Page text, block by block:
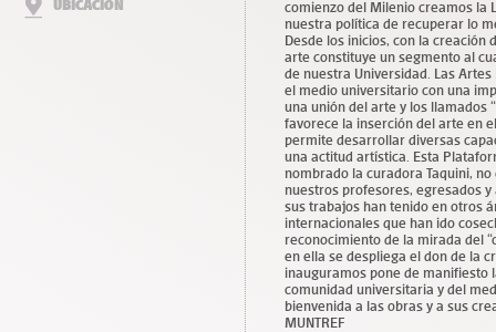
UBICACIÓN
comienzo del Milenio creamos la
nuestra política de recuperar lo
Desde los inicios, con la creación
arte constituye un segmento al
de nuestra Universidad. Las
el medio universitario con una
una unión del arte y los llamados
favorece la inserción del arte en
permite desarrollar diversas
una actitud artística. Esta
nombrado la curadora Taquini,
nuestros profesores, egresados
sus trabajos han tenido en otros
internacionales que han ido
reconocimiento de la mirada del
en ella se despliega el don de la
inauguramos pone de manifiesto
comunidad universitaria y del
bienvenida a las obras y a sus
MUNTREF